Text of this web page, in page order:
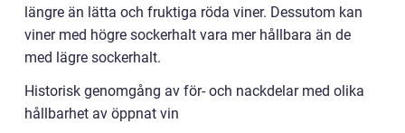
längre än lätta och fruktiga röda viner. Dessutom kan
viner med högre sockerhalt vara mer hållbara än de
med lägre sockerhalt.
Historisk genomgång av för- och nackdelar med olika
hållbarhet av öppnat vin